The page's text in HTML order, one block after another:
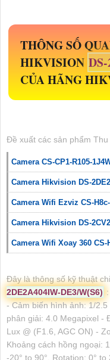
THÔNG SỐ
HIKVISION
CỦA HÃNG
Đề xuất các sản phẩm
Camera CS-CP1-R105-
Camera Hikvision DS-
Camera Wifi Ezviz CS-
Camera Hikvision DS-
Camera Wifi Xoay 360 CS-
Đây là thông số kỹ thuật
2DE2A404IW-DE3/W(S6) :
- Cảm biến hình ảnh: 1/
phân giải: 4.0 Megapixel -
Lux @ (F1.6, AGC ON) -
Khoảng cách hồng ngoại:
-20° to 90°, Rotation: 0°